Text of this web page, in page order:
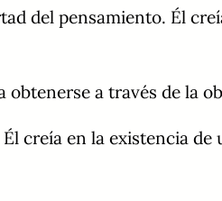
del pensamiento. Él
a través de la
creía en la existencia de